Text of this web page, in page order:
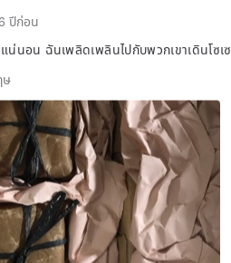
ปีก่อน
น่นอน ฉันเพลิดเพลินไปกับพวกเขาเดินโซเซ
ษ